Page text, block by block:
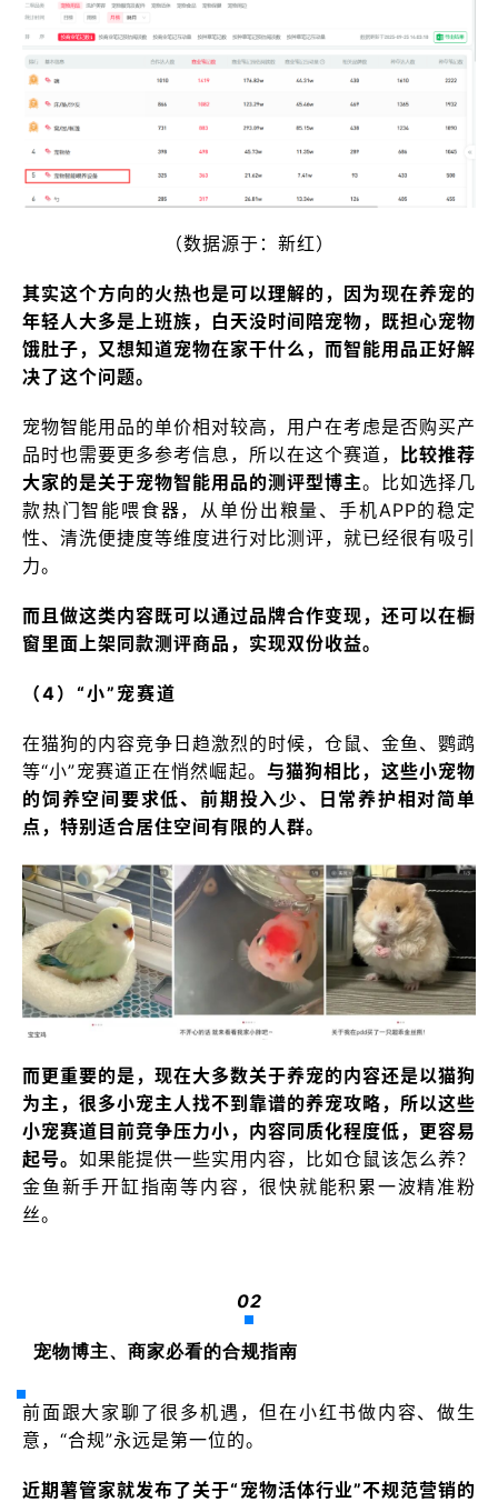
（数据源于：新红）
其实这个方向的火热也是可以理解的，因为现在养宠的
年轻人大多是上班族，白天没时间陪宠物，既担心宠物
饿肚子，又想知道宠物在家干什么，而智能用品正好解
决了这个问题。
宠物智能用品的单价相对较高，用户在考虑是否购买产
品时也需要更多参考信息，所以在这个赛道， 比较推荐
大家的是关于宠物智能用品的测评型博主。比如选择几
款热门智能喂食器，从单份出粮量、手机APP的稳定
性、清洗便捷度等维度进行对比测评，就已经很有吸引
力。
而且做这类内容既可以通过品牌合作变现，还可以在橱
窗里面上架同款测评商品，实现双份收益。
（4）“小”宠赛道
在猫狗的内容竞争日趋激烈的时候，仓鼠、金鱼、鹦鹉
等“小”宠赛道正在悄然崛起。 与猫狗相比，这些小宠物
的饲养空间要求低、前期投入少、日常养护相对简单
点，特别适合居住空间有限的人群。
而更重要的是，现在大多数关于养宠的内容还是以猫狗
为主，很多小宠主人找不到靠谱的养宠攻略，所以这些
小宠赛道目前竞争压力小，内容同质化程度低，更容易
起号。 如果能提供一些实用内容，比如仓鼠该怎么养？
金鱼新手开缸指南等内容，很快就能积累一波精准粉
丝。
02
宠物博主、商家必看的合规指南
前面跟大家聊了很多机遇，但在小红书做内容、做生
意，“合规”永远是第一位的。
近期薯管家就发布了关于“宠物活体行业”不规范营销的